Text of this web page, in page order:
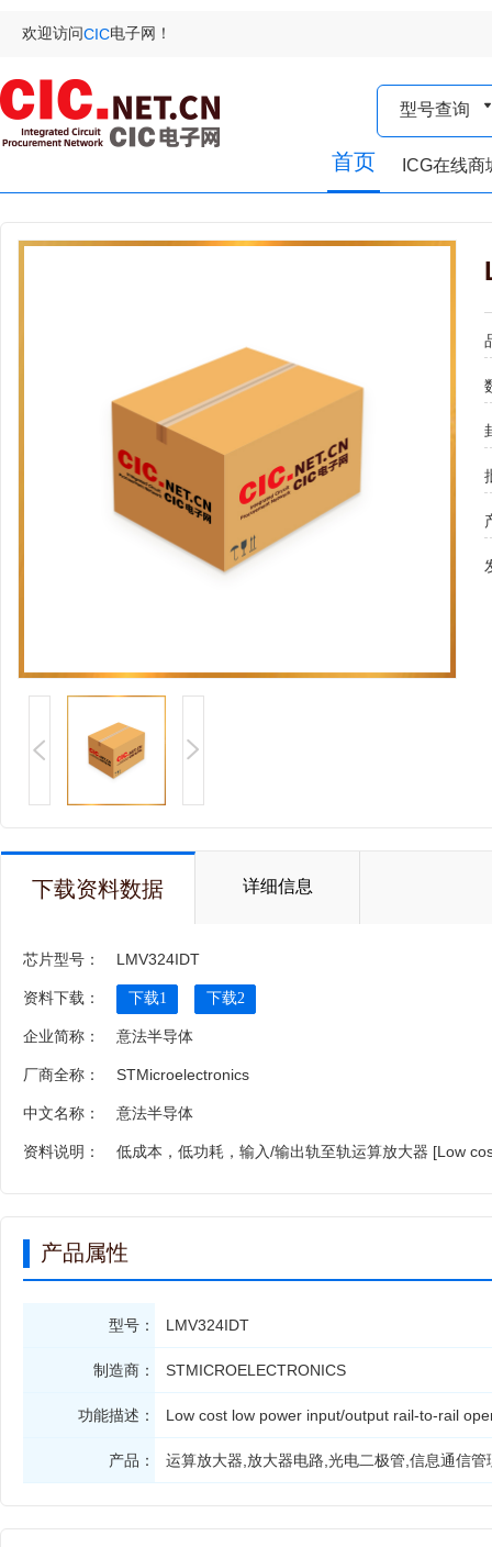
欢迎访问CIC电子网！
型号查询
首页 ICG在线商
下载资料数据 详细信息
芯片型号： LMV324IDT
资料下载： 下载1 下载2
企业简称： 意法半导体
厂商全称： STMicroelectronics
中文名称： 意法半导体
资料说明： 低成本，低功耗，输入/输出轨至轨运算放大器 [Low
产品属性
型号：
制造商：
功能描述：
产品：
LMV324IDT
STMICROELECTRONICS
Low cost low power input/output rail-to-rail
运算放大器,放大器电路,光电二极管,信息通信